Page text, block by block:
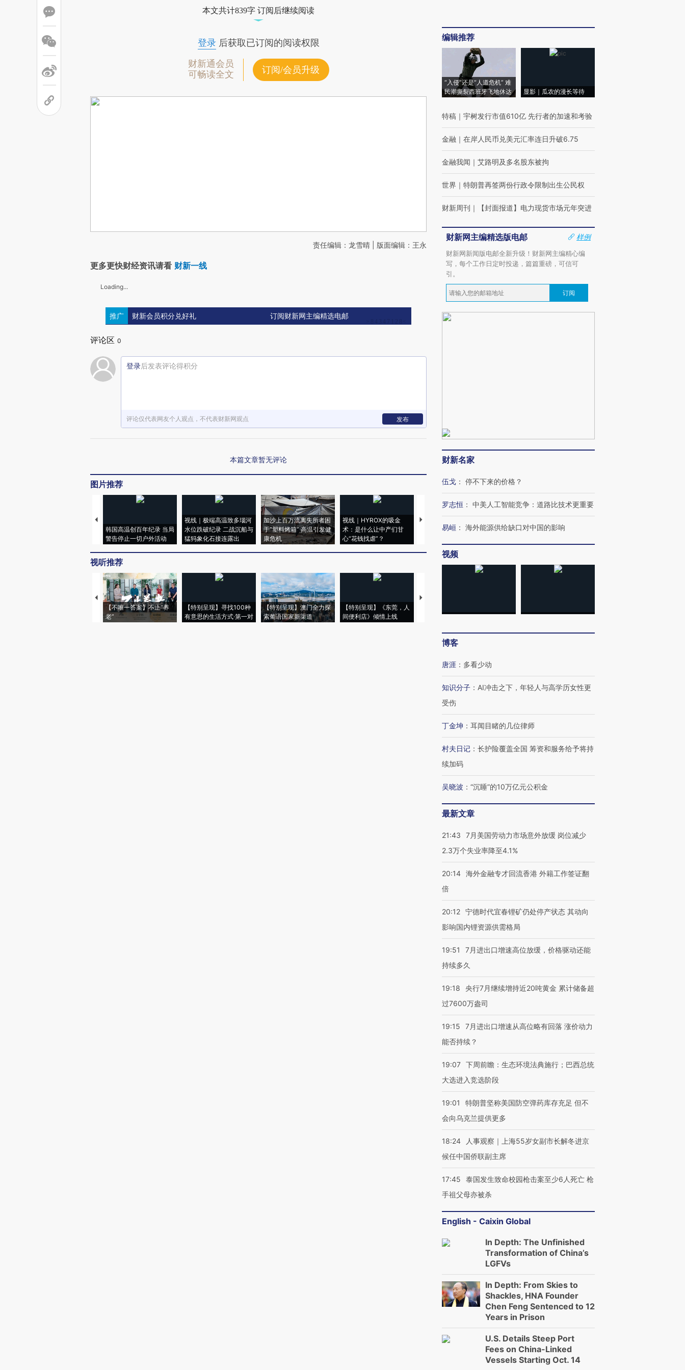
本文共计839字 订阅后继续阅读
登录后获取已订阅的阅读权限
财新通会员
可畅读全文
订阅/会员升级
责任编辑：龙雪晴 | 版面编辑：王永
更多更快财经资讯请看 财新一线
Loading...
推广 财新会员积分兑好礼 订阅财新网主编精选电邮
评论区 0
登录后发表评论得积分
评论仅代表网友个人观点，不代表财新网观点 发布
本篇文章暂无评论
图片推荐
韩国高温创百年纪录 当局
警告停止一切户外活动
视线｜极端高温致多瑙河
水位跌破纪录 二战沉船与
猛犸象化石接连露出
加沙上百万流离失所者困
于“塑料烤箱” 高温引发健
康危机
视线｜HYROX的吸金
术：是什么让中产们甘
心“花钱找虐”？
马航飞行员跨国走私7万
粒摇头丸 尿检体内含3种
度Z世代 用街头抗争将教
视听推荐
【不唯一答案】不止“养
老”
【特别呈现】寻找100种
有意思的生活方式·第一对
【特别呈现】澳门全力探
索葡语国家新渠道
【特别呈现】《东莞，人
间便利店》倾情上线
【推广】走进第四届链博
有意思的生活方式·第三对
住三大增长引擎是什么？
编辑推荐
“入侵”还是“人道危机” 难
民潮撕裂西班牙飞地休达
显影｜瓜农的漫长等待
特稿 ｜ 宇树发行市值610亿 先行者的加速和考验
金融 ｜ 在岸人民币兑美元汇率连日升破6.75
金融我闻 ｜ 艾路明及多名股东被拘
世界 ｜ 特朗普再签两份行政令限制出生公民权
财新周刊 ｜ 【封面报道】电力现货市场元年突进
财新网主编精选版电邮
样例
财新网新闻版电邮全新升级！财新网主编精心编
写，每个工作日定时投递，篇篇重磅，可信可
引。
订阅
财新名家
伍戈 ： 停不下来的价格？
罗志恒 ： 中美人工智能竞争：道路比技术更重要
易峘 ： 海外能源供给缺口对中国的影响
视频
博客
唐涯 ： 多看少动
知识分子 ： AI冲击之下，年轻人与高学历女性更
受伤
丁金坤 ： 耳闻目睹的几位律师
村夫日记 ： 长护险覆盖全国 筹资和服务给予将持
续加码
吴晓波 ： “沉睡”的10万亿元公积金
最新文章
21:43
7月美国劳动力市场意外放缓 岗位减少
2.3万个失业率降至4.1%
20:14 海外金融专才回流香港 外籍工作签证翻
倍
20:12 宁德时代宜春锂矿仍处停产状态 其动向
影响国内锂资源供需格局
19:51
7月进出口增速高位放缓，价格驱动还能
持续多久
19:18
央行7月继续增持近20吨黄金 累计储备超
过7600万盎司
19:15
7月进出口增速从高位略有回落 涨价动力
能否持续？
19:07 下周前瞻：生态环境法典施行；巴西总统
大选进入竞选阶段
19:01
特朗普坚称美国防空弹药库存充足 但不
会向乌克兰提供更多
18:24
人事观察｜上海55岁女副市长解冬进京
候任中国侨联副主席
17:45
泰国发生致命校园枪击案至少6人死亡 枪
手祖父母亦被杀
English - Caixin Global
In Depth: The Unfinished
Transformation of China’s
LGFVs
In Depth: From Skies to
Shackles, HNA Founder
Chen Feng Sentenced to 12
Years in Prison
U.S. Details Steep Port
Fees on China-Linked
Vessels Starting Oct. 14